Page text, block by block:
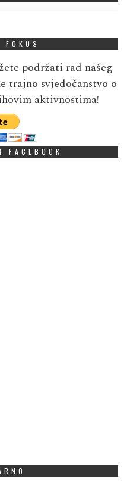
podržati rad našeg
trajno svjedočanstvo o
aktivnostima!
FACEBOOK